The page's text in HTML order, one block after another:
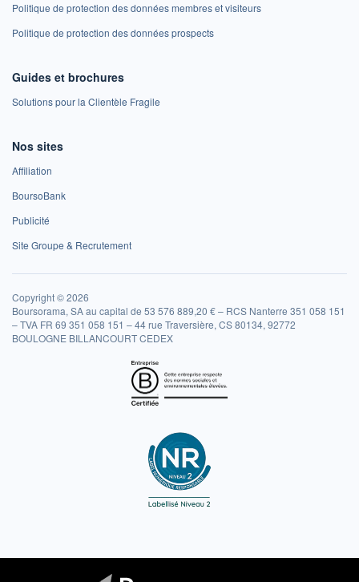
Politique de protection des données membres et visiteurs
Politique de protection des données prospects
Guides et brochures
Solutions pour la Clientèle Fragile
Nos sites
Affiliation
BoursoBank
Publicité
Site Groupe & Recrutement
Copyright © 2026
Boursorama, SA au capital de 53 576 889,20 € – RCS Nanterre 351 058 151
– TVA FR 69 351 058 151 – 44 rue Traversière, CS 80134, 92772
BOULOGNE BILLANCOURT CEDEX